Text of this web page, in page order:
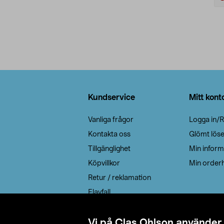
Kundservice
Vanliga frågor
Kontakta oss
Tillgänglighet
Köpvillkor
Retur / reklamation
Elavfall
Leveransalternativ
Mitt
Logga in/
Glömt
Min
Min